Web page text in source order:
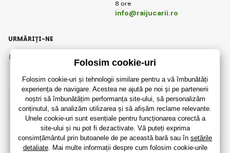
8 ore
info@raijucarii.ro
Romanian
URMĂRIȚI-NE
Instagram